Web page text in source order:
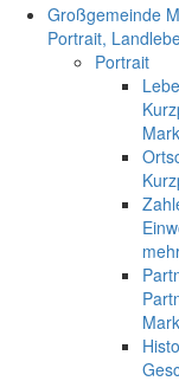
Großgemeinde
Portrait,
Portrait